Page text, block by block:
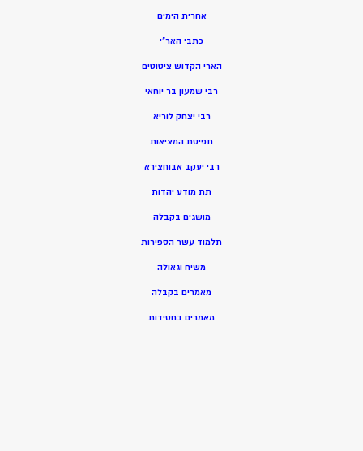
אחרית הימים
כתבי האר”י
הארי הקדוש ציטוטים
רבי שמעון בר יוחאי
רבי יצחק לוריא
תפיסת המציאות
רבי יעקב אבוחצירא
תת מודע יהדות
מושגים בקבלה
תלמוד עשר הספירות
משיח וגאולה
מאמרים בקבלה
מאמרים בחסידות